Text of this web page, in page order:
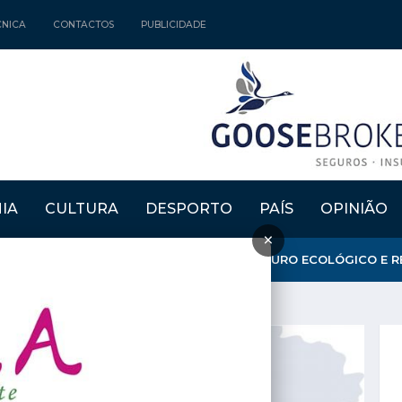
CONTACTOS PUBLICIDADE
CULTURA DESPORTO PAÍS OPINIÃO
×
"LIFE ALNUS TAEJO" GARANTE RESTAURO ECOLÓGICO E